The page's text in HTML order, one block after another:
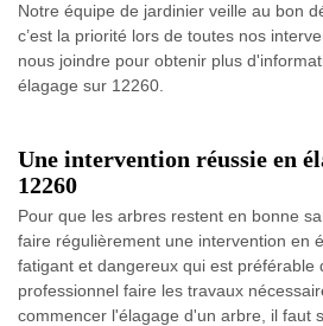
Notre équipe de jardinier veille au bon
c’est la priorité lors de toutes nos
nous joindre pour obtenir plus
élagage sur 12260.
Une intervention réussie en
12260
Pour que les arbres restent en bonne
faire régulièrement une intervention en
fatigant et dangereux qui est préférable
professionnel faire les travaux
commencer l'élagage d'un arbre, il faut